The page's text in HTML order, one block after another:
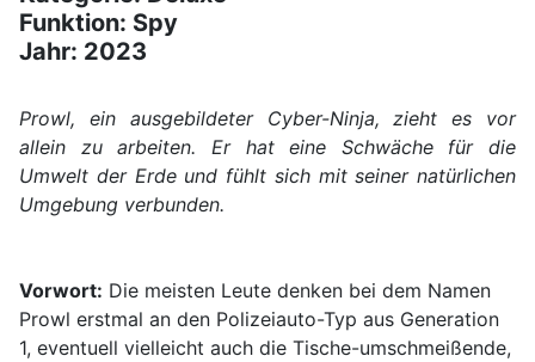
Funktion: Spy
Jahr: 2023
Prowl, ein ausgebildeter Cyber-Ninja, zieht es vor
allein zu arbeiten. Er hat eine Schwäche für die
Umwelt der Erde und fühlt sich mit seiner natürlichen
Umgebung verbunden.
Vorwort: Die meisten Leute denken bei dem Namen
Prowl erstmal an den Polizeiauto-Typ aus Generation
1, eventuell vielleicht auch die Tische-umschmeißende,